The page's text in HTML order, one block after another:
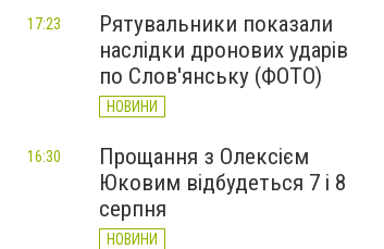
Рятувальники показали
наслідки дронових ударів
по Слов'янську (ФОТО)
НОВИНИ
17:23
Прощання з Олексієм
Юковим відбудеться 7 і 8
серпня
НОВИНИ
16:30